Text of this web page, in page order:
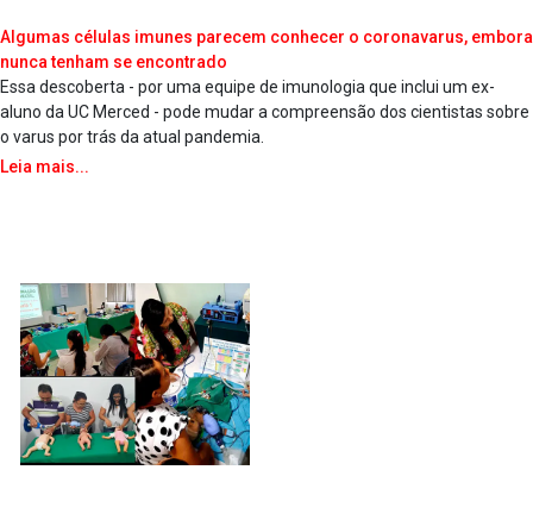
Algumas células imunes parecem conhecer o coronava­rus, embora
nunca tenham se encontrado
Essa descoberta - por uma equipe de imunologia que inclui um ex-
aluno da UC Merced - pode mudar a compreensão dos cientistas sobre
o va­rus por trás da atual pandemia.
Leia mais...